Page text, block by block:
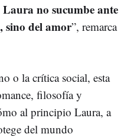
no sucumbe ante
sino del amor”, remarca
o la crítica social, esta
filosofía y
al principio Laura, a
del mundo